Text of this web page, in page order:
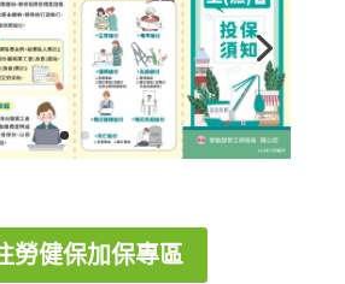
勞健保加保專區